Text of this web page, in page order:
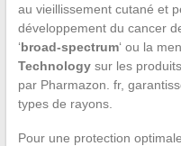
au vieillissement cutané et
développement du cancer
‘broad-spectrum‘ ou la
Technologysur les
par Pharmazon. fr,
types de rayons.
Pour une protection